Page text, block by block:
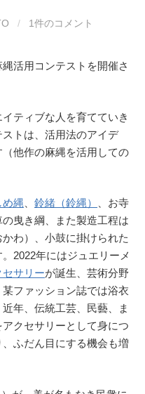
/ 1件のコメント
活用コンテストを開催さ
ティブな人を育てていき
トは、活用法のアイデ
他作の麻縄を活用しての
め縄 鈴緒（鈴縄）
、お寺
の曳き綱、また製造工程は
わ）、小鼓に掛けられた
2022年にはジュエリーメ
セサリーが誕生、芸術分野
某ファッション誌では浴衣
年、伝統工芸、民藝、ま
クセサリーとして身につ
ふだん目にする機会も増